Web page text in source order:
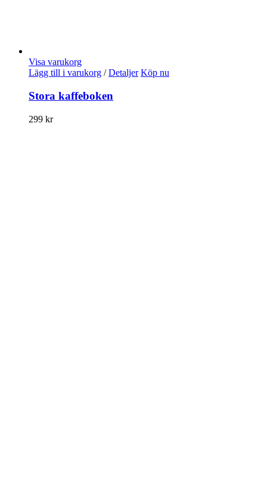
Visa varukorg
Lägg till i varukorg / Detaljer Köp nu
Stora kaffeboken
299 kr